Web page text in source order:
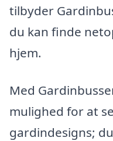
tilbyder
du kan finde
hjem.
Med
mulighed for at
gardindesigns;